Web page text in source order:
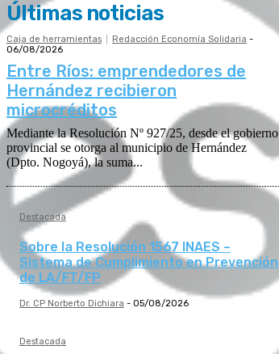
Últimas noticias
Caja de herramientas Redacción Economía Solidaria -
06/08/2026
Entre Ríos: emprendedores de
Hernández recibieron
microcréditos
Mediante la Resolución Nº 927/25, desde el gobierno
provincial se otorga al municipio de Hernández
(Dpto. Nogoyá), la suma...
Destacada
Sobre la Resolución 1567 INAES –
Sistema de Cumplimiento en Prevención
de LA/FT/FP
Dr. CP Norberto Dichiara - 05/08/2026
Destacada